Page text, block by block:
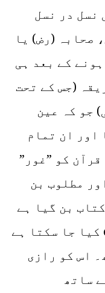
نسل در نسل
صحابہ (رض) یا
خود رسول کریم (ص) تک trace ہونے کے بعد ہی
(جس کے تحت
جو کہ عین
اور ان تمام
قرآن کو ”غور”
مطلوب بن
بن گیا ہے
جس کے ساتھ ویسے ہی engage کیا جا سکتا ہے
اس کو رازی
ساتھ